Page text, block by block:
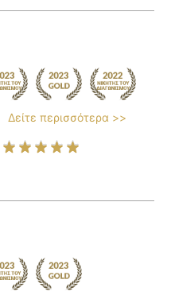
Δείτε περισσότερα >>